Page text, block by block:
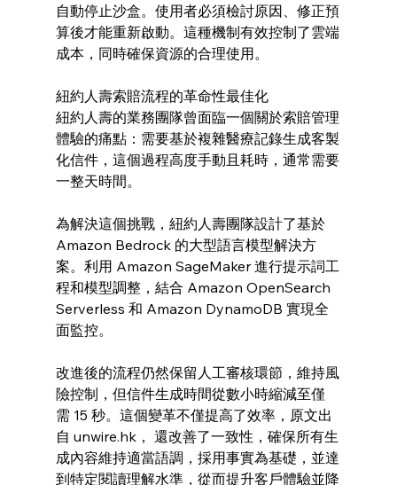
自動停止沙盒。使用者必須檢討原因、修正預
算後才能重新啟動。這種機制有效控制了雲端
成本，同時確保資源的合理使用。
紐約人壽索賠流程的革命性最佳化
紐約人壽的業務團隊曾面臨一個關於索賠管理
體驗的痛點：需要基於複雜醫療記錄生成客製
化信件，這個過程高度手動且耗時，通常需要
一整天時間。
為解決這個挑戰，紐約人壽團隊設計了基於
Amazon Bedrock 的大型語言模型解決方
案。利用 Amazon SageMaker 進行提示詞工
程和模型調整，結合 Amazon OpenSearch
Serverless 和 Amazon DynamoDB 實現全
面監控。
改進後的流程仍然保留人工審核環節，維持風
險控制，但信件生成時間從數小時縮減至僅
需 15 秒。這個變革不僅提高了效率，原文出
自 unwire.hk， 還改善了一致性，確保所有生
成內容維持適當語調，採用事實為基礎，並達
到特定閱讀理解水準，從而提升客戶體驗並降